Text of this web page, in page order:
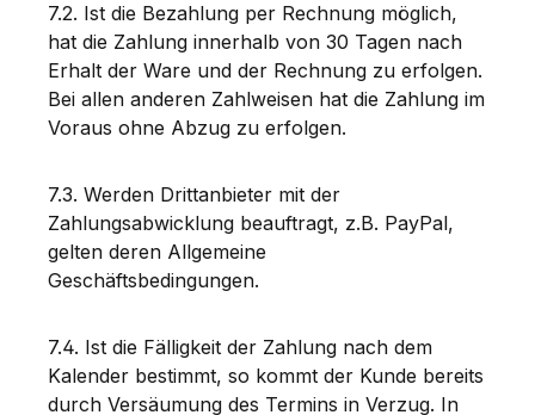
7.2. Ist die Bezahlung per Rechnung möglich,
hat die Zahlung innerhalb von 30 Tagen nach
Erhalt der Ware und der Rechnung zu erfolgen.
Bei allen anderen Zahlweisen hat die Zahlung im
Voraus ohne Abzug zu erfolgen.
7.3. Werden Drittanbieter mit der
Zahlungsabwicklung beauftragt, z.B. PayPal,
gelten deren Allgemeine
Geschäftsbedingungen.
7.4. Ist die Fälligkeit der Zahlung nach dem
Kalender bestimmt, so kommt der Kunde bereits
durch Versäumung des Termins in Verzug. In